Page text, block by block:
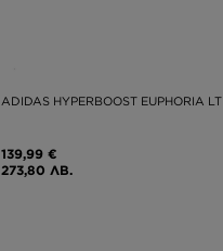
ADIDAS HYPERBOOST EUPHORIA LT
139,99 €
273,80 ЛВ.